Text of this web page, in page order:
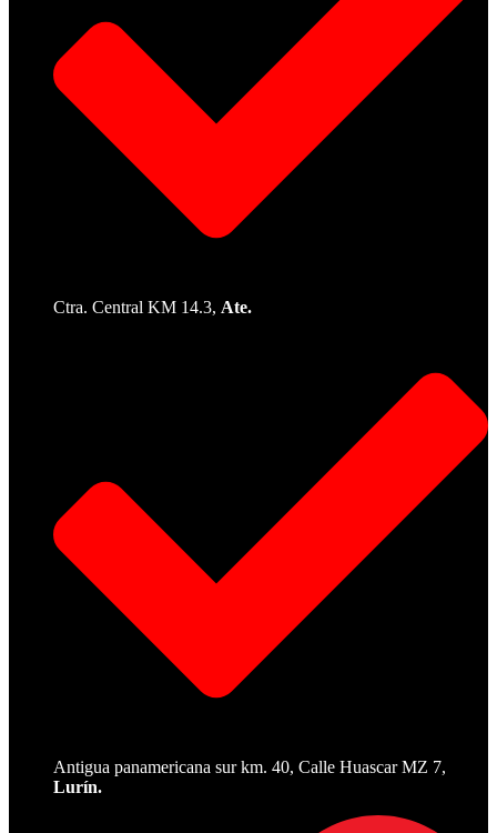
Ctra. Central KM 14.3, Ate.
Antigua panamericana sur km. 40, Calle Huascar MZ 7,
Lurín.